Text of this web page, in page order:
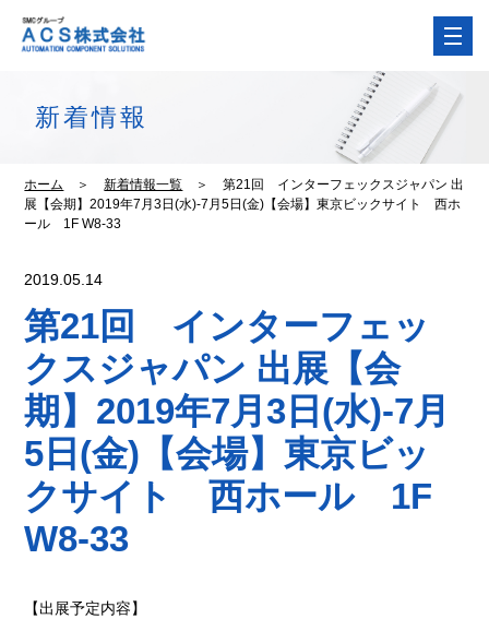
新着情報
ホーム ＞ 新着情報一覧 ＞
第21回 インターフェックスジャパン 出
展【会期】2019年7月3日(水)-7月5日(金)【会場】東京ビックサイト 西ホ
ール 1F W8-33
2019.05.14
第21回 インターフェッ
クスジャパン 出展【会
期】2019年7月3日(水)-7月
5日(金)【会場】東京ビッ
クサイト 西ホール 1F
W8-33
【出展予定内容】